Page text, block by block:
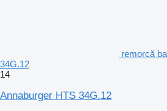
remorcă
34G.12
14
Annaburger HTS 34G.12